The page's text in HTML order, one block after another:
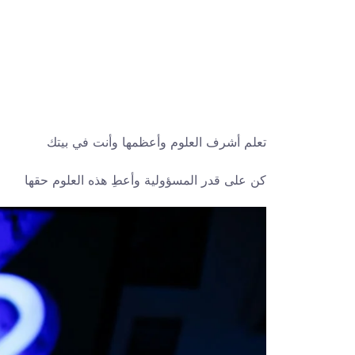
تعلم أشرف العلوم وأعظمها وأنت في بيتك
كن على قدر المسؤولية وأعطِ هذه العلوم حقها